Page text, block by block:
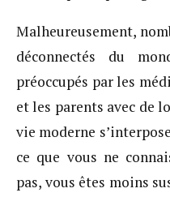
Malheureusement,
déconnectés du
préoccupés par les
et les parents avec de
vie moderne
ce que vous ne
pas, vous êtes moins